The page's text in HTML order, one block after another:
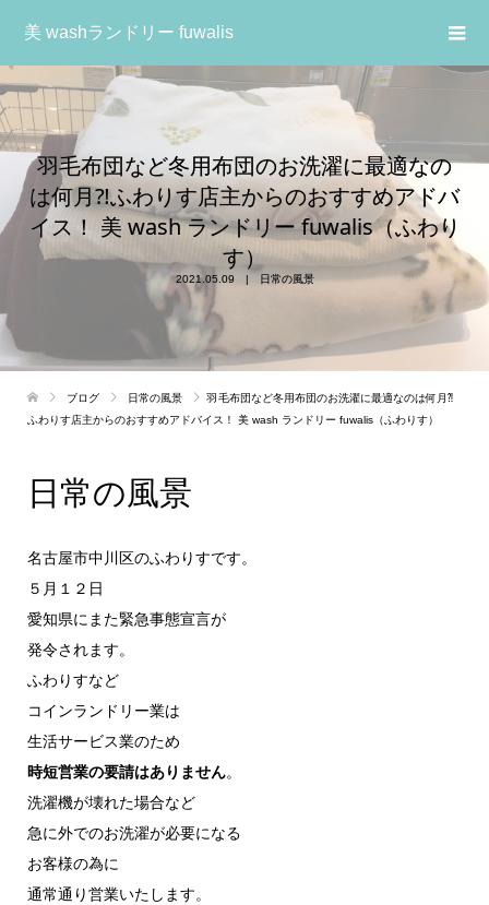
美 washランドリー fuwalis
羽毛布団など冬用布団のお洗濯に最適なの
は何月⁈ふわりす店主からのおすすめアドバ
イス！ 美 wash ランドリー fuwalis（ふわり
す）
2021.05.09 日常の風景
ブログ 日常の風景
羽毛布団など冬用布団のお洗濯に最適なのは何月⁈
ふわりす店主からのおすすめアドバイス！ 美 wash ランドリー fuwalis（ふわりす）
日常の風景
名古屋市中川区のふわりすです。
５月１２日
愛知県にまた緊急事態宣言が
発令されます。
ふわりすなど
コインランドリー業は
生活サービス業のため
時短営業の要請はありません。
洗濯機が壊れた場合など
急に外でのお洗濯が必要になる
お客様の為に
通常通り営業いたします。